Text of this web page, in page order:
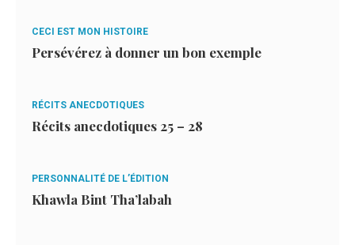
CECI EST MON HISTOIRE
Persévérez à donner un bon exemple
RÉCITS ANECDOTIQUES
Récits anecdotiques 25 – 28
PERSONNALITÉ DE L’ÉDITION
Khawla Bint Tha’labah